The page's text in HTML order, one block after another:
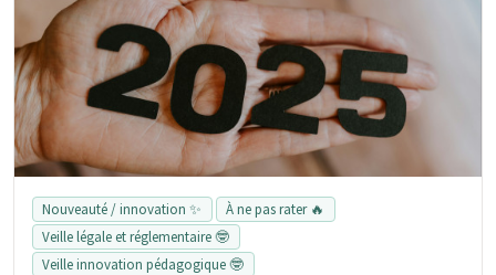
Nouveauté / innovation ✨
À ne pas rater 🔥
Veille légale et réglementaire 🤓
Veille innovation pédagogique 🤓